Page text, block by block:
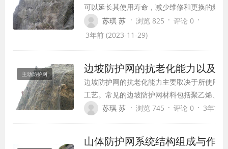
可以延长其使用寿命，减少维修和更换的频
护效果。苏琪 苏 · 浏览 825 · 评论 0 ·
3年前 (2023-11-29)
主动防护网 边坡防护网的抗老化能力以及
边坡防护网的抗老化能力主要取决于所使用
工艺。常见的边坡防护网材料包括聚乙烯、
等，这些材料一般具有一定的抗紫外线、耐
苏琪 苏 · 浏览 745 · 评论 0 · 3年前
山体防护网系统结构组成与作用